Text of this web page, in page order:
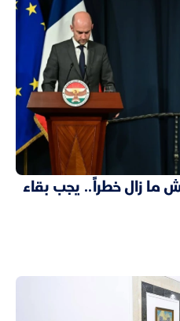
ما زال خطراً.. يجب بقاء